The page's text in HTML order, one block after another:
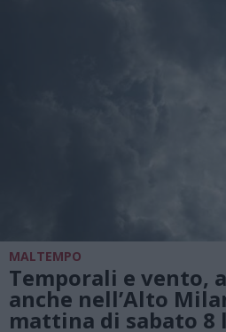
MALTEMPO
Temporali e vento,
anche nell’Alto
mattina di sabato 8